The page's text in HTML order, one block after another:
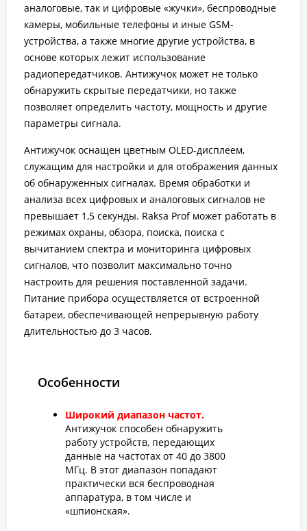
аналоговые, так и цифровые «жучки», беспроводные
камеры, мобильные телефоны и иные GSM-
устройства, а также многие другие устройства, в
основе которых лежит использование
радиопередатчиков. Антижучок может не только
обнаружить скрытые передатчики, но также
позволяет определить частоту, мощность и другие
параметры сигнала.
Антижучок оснащен цветным OLED-дисплеем,
служащим для настройки и для отображения данных
об обнаруженных сигналах. Время обработки и
анализа всех цифровых и аналоговых сигналов не
превышает 1,5 секунды. Raksa Prof может работать в
режимах охраны, обзора, поиска, поиска с
вычитанием спектра и мониторинга цифровых
сигналов, что позволит максимально точно
настроить для решения поставленной задачи.
Питание прибора осуществляется от встроенной
батареи, обеспечивающей непрерывную работу
длительностью до 3 часов.
Особенности
Широкий диапазон частот.
Антижучок способен обнаружить
работу устройств, передающих
данные на частотах от 40 до 3800
МГц. В этот диапазон попадают
практически вся беспроводная
аппаратура, в том числе и
«шпионская».